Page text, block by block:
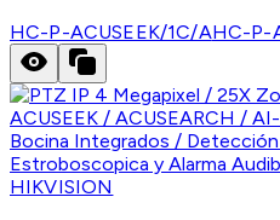
HC-P-ACUSEEK/1C/AHC-P-
HIKVISION